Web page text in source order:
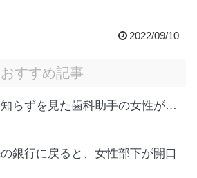
2022/09/10
おすすめ記事
らずを見た歯科助手の女性が…
銀行に戻ると、女性部下が開口